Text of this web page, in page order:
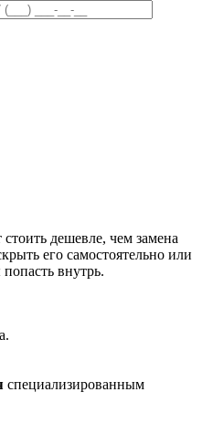
дешевле, чем замена
его самостоятельно или
внутрь.
специализированным